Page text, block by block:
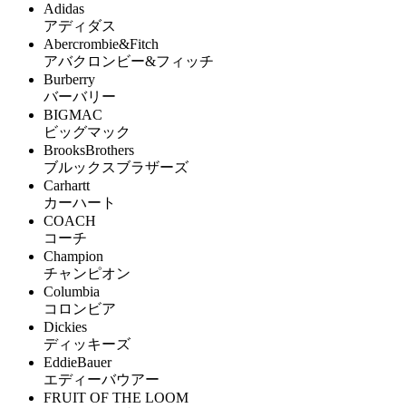
Adidas
アディダス
Abercrombie&Fitch
アバクロンビー&フィッチ
Burberry
バーバリー
BIGMAC
ビッグマック
BrooksBrothers
ブルックスブラザーズ
Carhartt
カーハート
COACH
コーチ
Champion
チャンピオン
Columbia
コロンビア
Dickies
ディッキーズ
EddieBauer
エディーバウアー
FRUIT OF THE LOOM